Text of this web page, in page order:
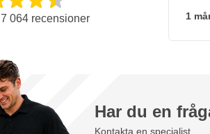
7 064recensioner 1
Har du en
Kontakta en specialist